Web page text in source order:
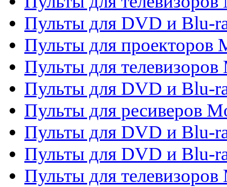
Пульты для DVD и Blu-
Пульты для проекторов
Пульты для
Пульты для DVD и Blu-
Пульты для ресиверов
Пульты для DVD и Blu-
Пульты для DVD и Blu-
Пульты для телевизоров